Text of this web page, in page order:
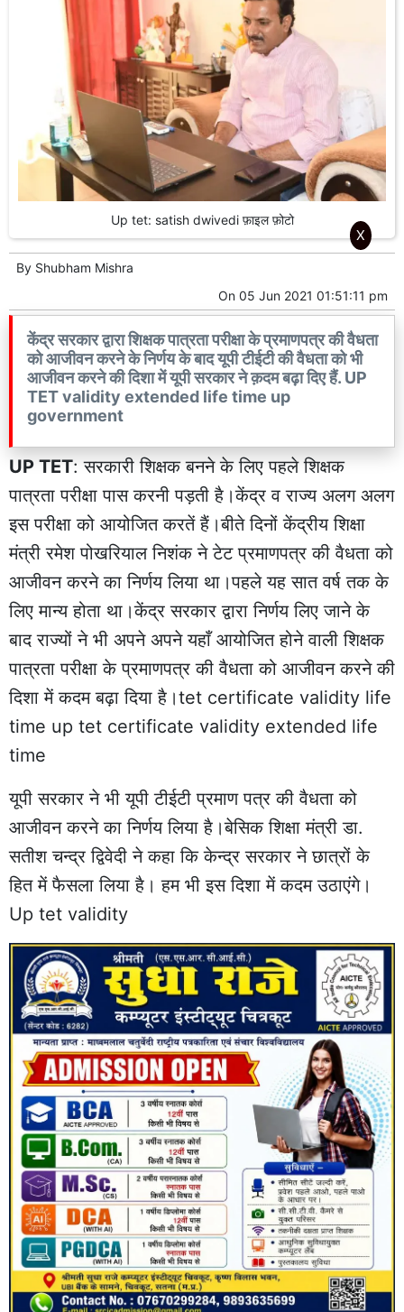
Up tet: satish dwivedi फ़ाइल फ़ोटो
By Shubham Mishra
On 05 Jun 2021 01:51:11 pm
केंद्र सरकार द्वारा शिक्षक पात्रता परीक्षा के प्रमाणपत्र की वैधता
को आजीवन करने के निर्णय के बाद यूपी टीईटी की वैधता को भी
आजीवन करने की दिशा में यूपी सरकार ने क़दम बढ़ा दिए हैं. UP
TET validity extended life time up
government
UP TET: सरकारी शिक्षक बनने के लिए पहले शिक्षक
पात्रता परीक्षा पास करनी पड़ती है।केंद्र व राज्य अलग अलग
इस परीक्षा को आयोजित करतें हैं।बीते दिनों केंद्रीय शिक्षा
मंत्री रमेश पोखरियाल निशंक ने टेट प्रमाणपत्र की वैधता को
आजीवन करने का निर्णय लिया था।पहले यह सात वर्ष तक के
लिए मान्य होता था।केंद्र सरकार द्वारा निर्णय लिए जाने के
बाद राज्यों ने भी अपने अपने यहाँ आयोजित होने वाली शिक्षक
पात्रता परीक्षा के प्रमाणपत्र की वैधता को आजीवन करने की
दिशा में कदम बढ़ा दिया है।tet certificate validity life
time up tet certificate validity extended life
time
यूपी सरकार ने भी यूपी टीईटी प्रमाण पत्र की वैधता को
आजीवन करने का निर्णय लिया है।बेसिक शिक्षा मंत्री डा.
सतीश चन्द्र द्विवेदी ने कहा कि केन्द्र सरकार ने छात्रों के
हित में फैसला लिया है। हम भी इस दिशा में कदम उठाएंगे।
Up tet validity
X